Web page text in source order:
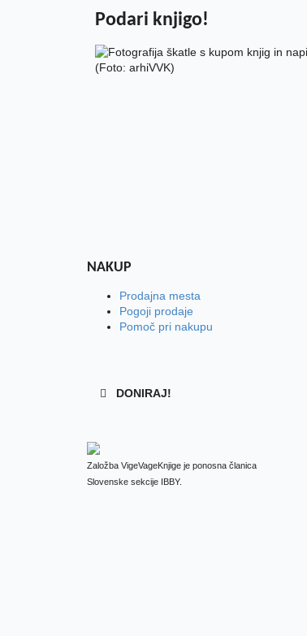
Podari knjigo!
(Foto: arhiVVK)
NAKUP
Prodajna mesta
Pogoji prodaje
Pomoč pri nakupu
DONIRAJ!
Založba VigeVageKnjige je ponosna članica
Slovenske sekcije IBBY.